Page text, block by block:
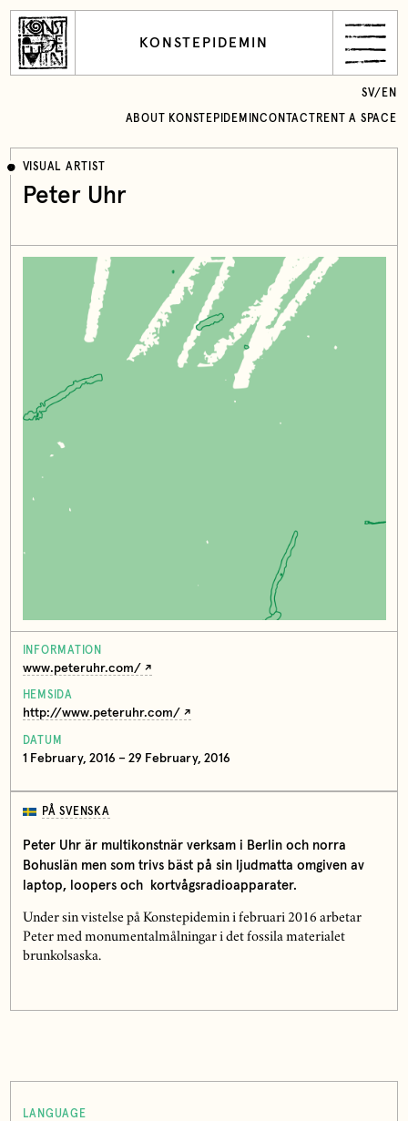
KONSTEPIDEMIN
ABOUT KONSTEPIDEMINCONTACT RENT A SPACE
SV/ EN
VISUAL ARTIST
Peter Uhr
INFORMATION
www.peteruhr.com/
HEMSIDA
http://www.peteruhr.com/
DATUM
1 February, 2016 – 29 February, 2016
PÅ SVENSKA
Peter Uhr är multikonstnär verksam i Berlin och norra
Bohuslän men som trivs bäst på sin ljudmatta omgiven av
laptop, loopers och kortvågsradioapparater.
Under sin vistelse på Konstepidemin i februari 2016 arbetar
Peter med monumentalmålningar i det fossila materialet
brunkolsaska.
LANGUAGE